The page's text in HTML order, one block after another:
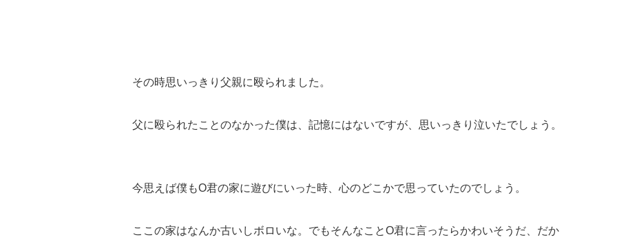
その時思いっきり父親に殴られました。
父に殴られたことのなかった僕は、記憶にはないですが、思いっきり泣いたでしょう。
今思えば僕もO君の家に遊びにいった時、心のどこかで思っていたのでしょう。
ここの家はなんか古いしボロいな。でもそんなことO君に言ったらかわいそうだ、だか